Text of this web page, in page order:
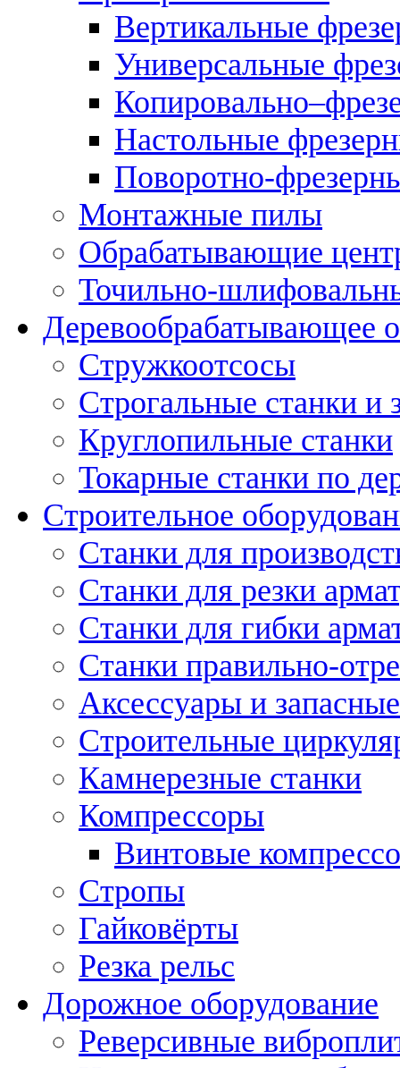
Вертикальные
Универсальные
Настольные
Поворотно-
Монтажные пилы
Обрабатывающие
Точильно-
Деревообрабатывающее
Стружкоотсосы
Строгальные станки и
Круглопильные станки
Токарные станки по
Строительное
Станки для
Станки для резки
Станки для гибки
Станки правильно-
Аксессуары и
Строительные
Камнерезные станки
Компрессоры
Винтовые
Стропы
Гайковёрты
Резка рельс
Дорожное оборудование
Реверсивные